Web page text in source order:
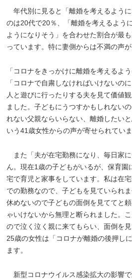
年代別に見ると「離婚を考えるよう
のは20代で20％、「離婚を考えるよう
ようになりそう」を合わせた割合が最
っています。特に妻側からは不満の声
「コロナをきっかけに離婚を考えるよ
「コロナで自粛しなければいけないの
人と遊びに行ったりする夫を見て価値
ました。子どもにうつすかもしれない
れない父親ならいらない、離婚したい
いう41歳女性からの声が寄せられていま
また「夫が在宅勤務になり、毎日家
ん。現在1歳の子どもがいるが、保育園
宅で育児と家事をしています。私は在
での勤務なので、子どもを見ていられ
休めないので子どもの面倒を見ててと
ゃいけないから無理と断られました。
ので泣く泣く親に来てもらい、面倒を
25歳の女性は「コロナが離婚の後押し
ます。
新型コロナウイルス感染拡大の影響